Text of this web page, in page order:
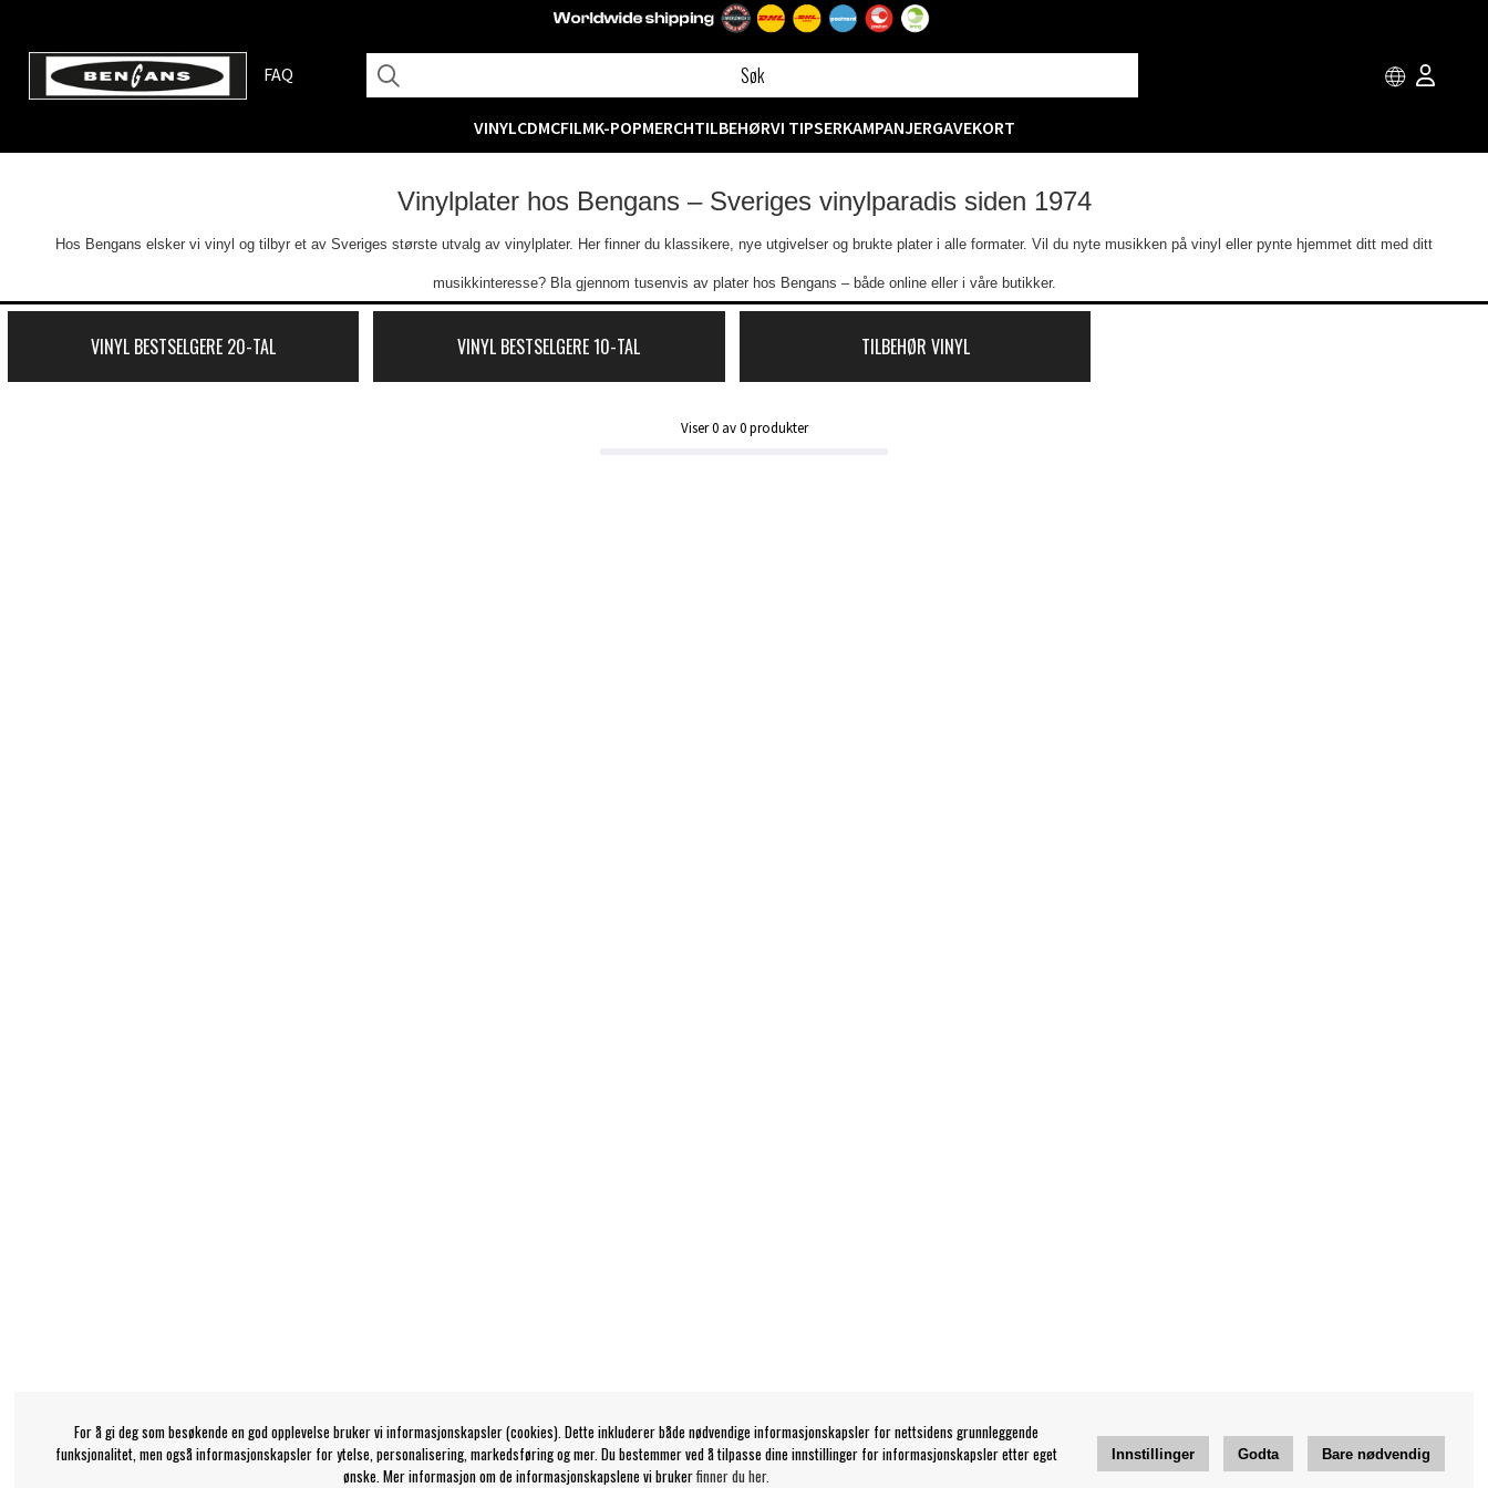
FAQ
VINYLCDMCFILMK-POPMERCHTILBEHØRVI TIPSERKAMPANJERGAVEKORT
Vinylplater hos Bengans – Sveriges vinylparadis siden 1974
Hos Bengans elsker vi vinyl og tilbyr et av Sveriges største utvalg av vinylplater. Her finner du klassikere, nye utgivelser og brukte plater i alle formater. Vil du nyte musikken på vinyl eller pynte hjemmet ditt med ditt
musikkinteresse? Bla gjennom tusenvis av plater hos Bengans – både online eller i våre butikker.
VINYL BESTSELGERE 20-TAL VINYL BESTSELGERE 10-TAL TILBEHØR VINYL
Viser0av0produkter
For å gi deg som besøkende en god opplevelse bruker vi informasjonskapsler (cookies). Dette inkluderer både nødvendige informasjonskapsler for nettsidens grunnleggende
funksjonalitet, men også informasjonskapsler for ytelse, personalisering, markedsføring og mer. Du bestemmer ved å tilpasse dine innstillinger for informasjonskapsler etter eget
ønske. Mer informasjon om de informasjonskapslene vi brukerfinner du her.
Innstillinger Godta Bare nødvendig